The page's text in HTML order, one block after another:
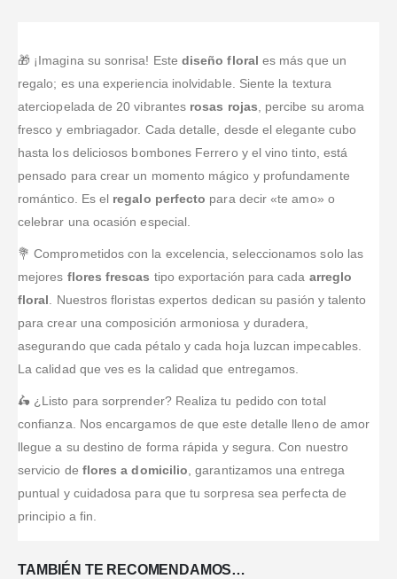
🎁 ¡Imagina su sonrisa! Este diseño floral es más que un
regalo; es una experiencia inolvidable. Siente la textura
aterciopelada de 20 vibrantes rosas rojas , percibe su aroma
fresco y embriagador. Cada detalle, desde el elegante cubo
hasta los deliciosos bombones Ferrero y el vino tinto, está
pensado para crear un momento mágico y profundamente
romántico. Es el regalo perfecto para decir «te amo» o
celebrar una ocasión especial.
💐 Comprometidos con la excelencia, seleccionamos solo las
mejores flores frescas tipo exportación para cada arreglo
floral . Nuestros floristas expertos dedican su pasión y talento
para crear una composición armoniosa y duradera,
asegurando que cada pétalo y cada hoja luzcan impecables.
La calidad que ves es la calidad que entregamos.
🛵 ¿Listo para sorprender? Realiza tu pedido con total
confianza. Nos encargamos de que este detalle lleno de amor
llegue a su destino de forma rápida y segura. Con nuestro
servicio de flores a domicilio , garantizamos una entrega
puntual y cuidadosa para que tu sorpresa sea perfecta de
principio a fin.
TAMBIÉN TE RECOMENDAMOS…